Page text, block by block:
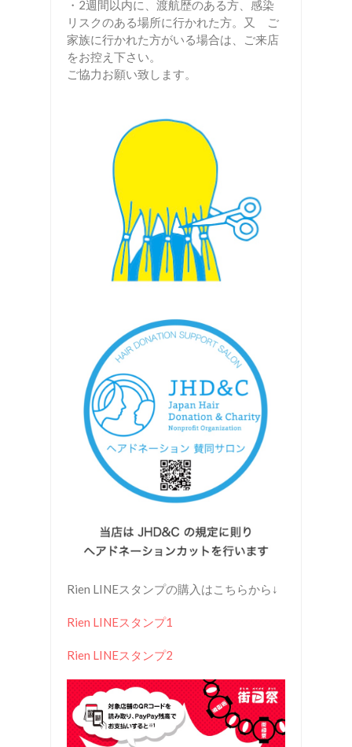
・2週間以内に、渡航歴のある方、感染
リスクのある場所に行かれた方。又 ご
家族に行かれた方がいる場合は、ご来店
をお控え下さい。
ご協力お願い致します。
Rien LINEスタンプの購入はこちらから↓
Rien LINEスタンプ1
Rien LINEスタンプ2